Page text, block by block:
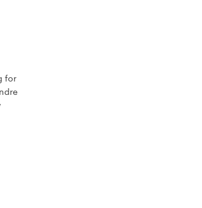
for